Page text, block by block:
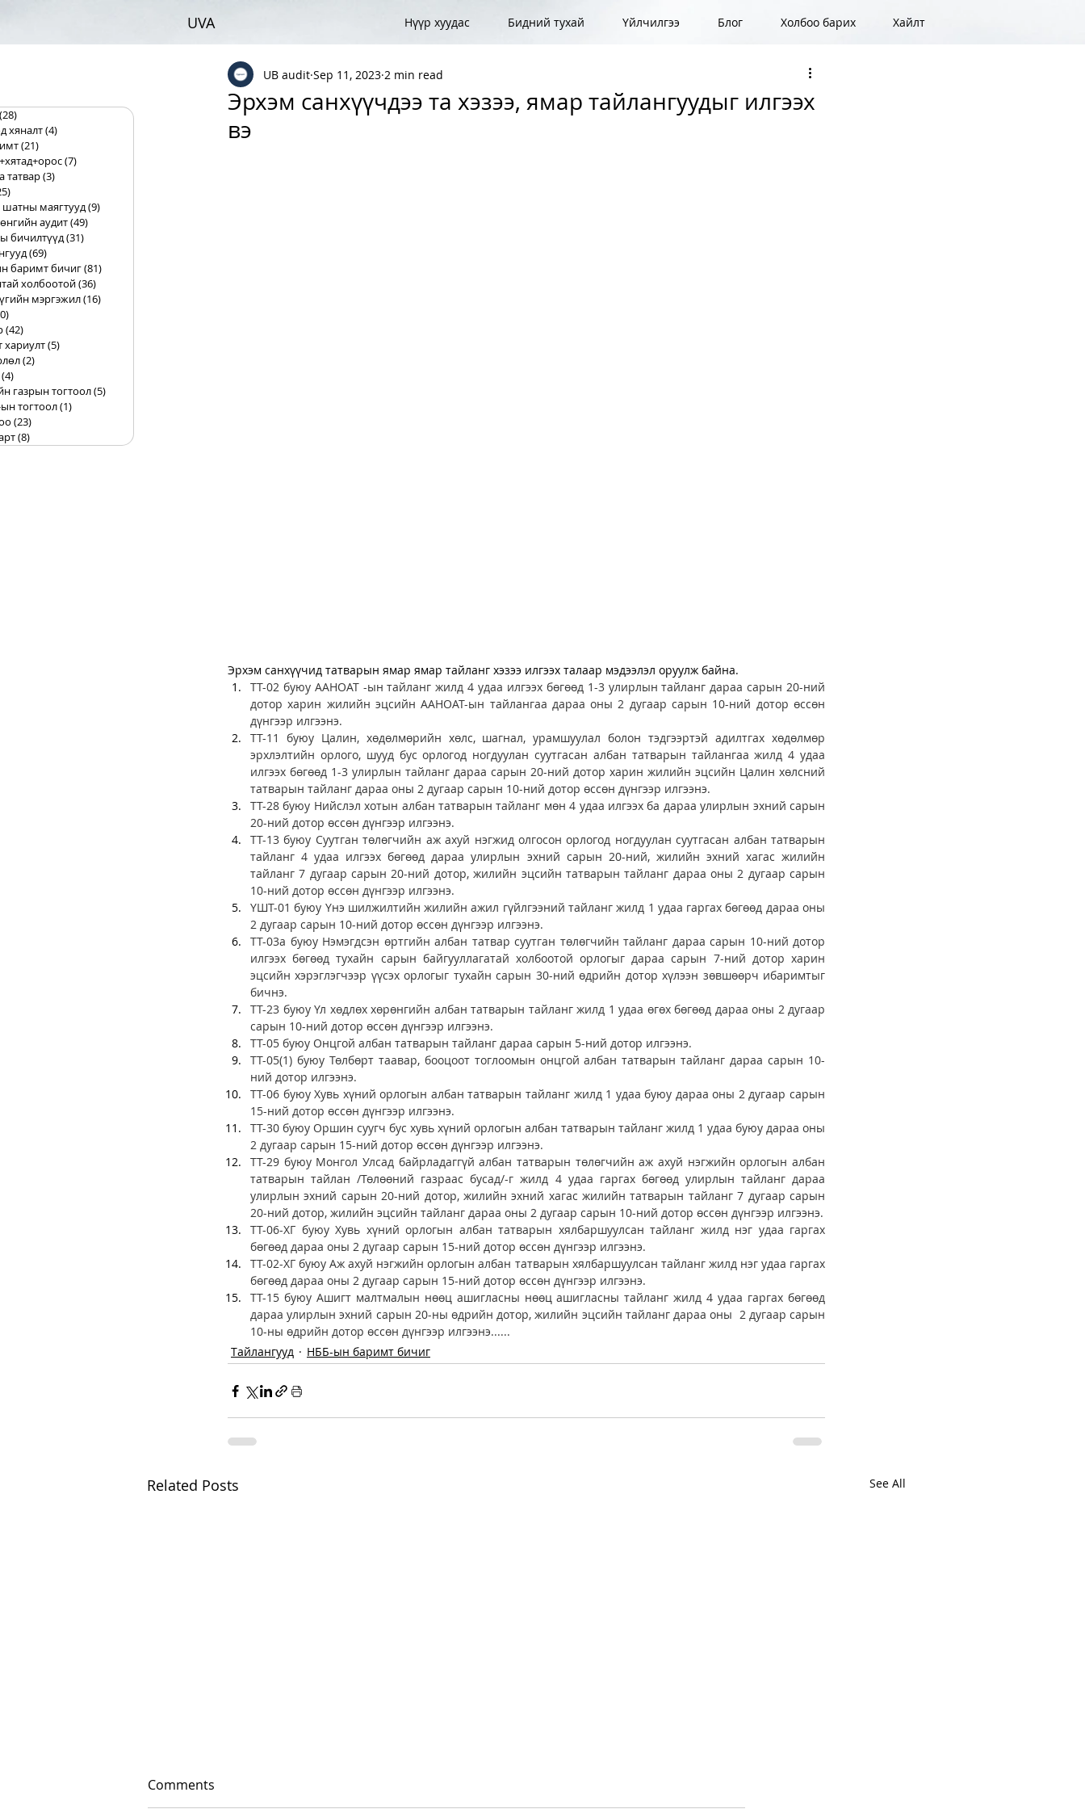
UVA Нүүр хуудас Бидний тухай Үйлчилгээ Блог Холбоо барих Хайлт
(28)
хяналт(4)
(21)
(7)
татвар(3)
шатны маягтууд(9)
аудит(49)
бичилтүүд(31)
(69)
баримт бичиг(81)
холбоотой(36)
мэргэжил(16)
(42)
хариулт(5)
(2)
(4)
газрын тогтоол(5)
тогтоол(1)
(23)
(8)
Эрхэм санхүүчдээ та хэзээ, ямар тайлангуудыг илгээх
вэ
UB audit Sep 11, 2023 2 min read
Эрхэм санхүүчид татварын ямар ямар тайланг хэзээ илгээх талаар мэдээлэл оруулж байна.
ТТ-02 буюу ААНОАТ -ын тайланг жилд 4 удаа илгээх бөгөөд 1-3 улирлын тайланг дараа сарын 20-ний
дотор харин жилийн эцсийн ААНОАТ-ын тайлангаа дараа оны 2 дугаар сарын 10-ний дотор өссөн
дүнгээр илгээнэ.
ТТ-11 буюу Цалин, хөдөлмөрийн хөлс, шагнал, урамшуулал болон тэдгээртэй адилтгах хөдөлмөр
эрхлэлтийн орлого, шууд бус орлогод ногдуулан суутгасан албан татварын тайлангаа жилд 4 удаа
илгээх бөгөөд 1-3 улирлын тайланг дараа сарын 20-ний дотор харин жилийн эцсийн Цалин хөлсний
татварын тайланг дараа оны 2 дугаар сарын 10-ний дотор өссөн дүнгээр илгээнэ.
ТТ-28 буюу Нийслэл хотын албан татварын тайланг мөн 4 удаа илгээх ба дараа улирлын эхний сарын
20-ний дотор өссөн дүнгээр илгээнэ.
ТТ-13 буюу Суутган төлөгчийн аж ахуй нэгжид олгосон орлогод ногдуулан суутгасан албан татварын
тайланг 4 удаа илгээх бөгөөд дараа улирлын эхний сарын 20-ний, жилийн эхний хагас жилийн
тайланг 7 дугаар сарын 20-ний дотор, жилийн эцсийн татварын тайланг дараа оны 2 дугаар сарын
10-ний дотор өссөн дүнгээр илгээнэ.
ҮШТ-01 буюу Үнэ шилжилтийн жилийн ажил гүйлгээний тайланг жилд 1 удаа гаргах бөгөөд дараа оны
2 дугаар сарын 10-ний дотор өссөн дүнгээр илгээнэ.
ТТ-03а буюу Нэмэгдсэн өртгийн албан татвар суутган төлөгчийн тайланг дараа сарын 10-ний дотор
илгээх бөгөөд тухайн сарын байгууллагатай холбоотой орлогыг дараа сарын 7-ний дотор харин
эцсийн хэрэглэгчээр үүсэх орлогыг тухайн сарын 30-ний өдрийн дотор хүлээн зөвшөөрч ибаримтыг
бичнэ.
ТТ-23 буюу Үл хөдлөх хөрөнгийн албан татварын тайланг жилд 1 удаа өгөх бөгөөд дараа оны 2 дугаар
сарын 10-ний дотор өссөн дүнгээр илгээнэ.
ТТ-05 буюу Онцгой албан татварын тайланг дараа сарын 5-ний дотор илгээнэ.
ТТ-05(1) буюу Төлбөрт таавар, бооцоот тоглоомын онцгой албан татварын тайланг дараа сарын 10-
ний дотор илгээнэ.
ТТ-06 буюу Хувь хүний орлогын албан татварын тайланг жилд 1 удаа буюу дараа оны 2 дугаар сарын
15-ний дотор өссөн дүнгээр илгээнэ.
ТТ-30 буюу Оршин суугч бус хувь хүний орлогын албан татварын тайланг жилд 1 удаа буюу дараа оны
2 дугаар сарын 15-ний дотор өссөн дүнгээр илгээнэ.
ТТ-29 буюу Монгол Улсад байрладаггүй албан татварын төлөгчийн аж ахуй нэгжийн орлогын албан
татварын тайлан /Төлөөний газраас бусад/-г жилд 4 удаа гаргах бөгөөд улирлын тайланг дараа
улирлын эхний сарын 20-ний дотор, жилийн эхний хагас жилийн татварын тайланг 7 дугаар сарын
ТТ-06-ХГ буюу Хувь хүний орлогын албан татварын хялбаршуулсан тайланг жилд нэг удаа гаргах
бөгөөд дараа оны 2 дугаар сарын 15-ний дотор өссөн дүнгээр илгээнэ.
ТТ-02-ХГ буюу Аж ахуй нэгжийн орлогын албан татварын хялбаршуулсан тайланг жилд нэг удаа гаргах
бөгөөд дараа оны 2 дугаар сарын 15-ний дотор өссөн дүнгээр илгээнэ.
ТТ-15 буюу Ашигт малтмалын нөөц ашигласны нөөц ашигласны тайланг жилд 4 удаа гаргах бөгөөд
дараа улирлын эхний сарын 20-ны өдрийн дотор, жилийн эцсийн тайланг дараа оны  2 дугаар сарын
10-ны өдрийн дотор өссөн дүнгээр илгээнэ......
Тайлангууд
НББ-ын баримт бичиг
Related Posts See All
Comments